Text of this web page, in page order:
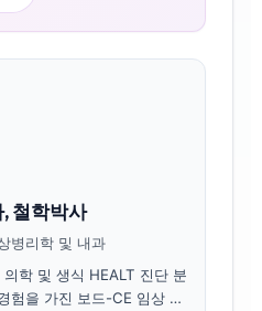
주제로 광범위하게 출판
철학박사
병리학 및 내과
학 및 생식 HEALT 진단 분
험을 가진 보드-CE 임상 병